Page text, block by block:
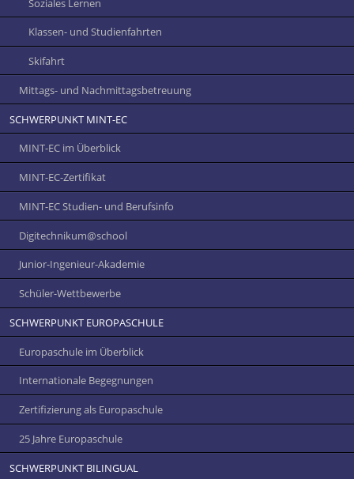
Klassen- und Studienfahrten
Skifahrt
Mittags- und Nachmittagsbetreuung
SCHWERPUNKT MINT-EC
MINT-EC im Überblick
MINT-EC-Zertifikat
MINT-EC Studien- und Berufsinfo
Digitechnikum­@school
Junior-Ingenieur-Akademie
Schüler-Wettbewerbe
SCHWERPUNKT EUROPASCHULE
Europaschule im Überblick
Internationale Begegnungen
Zertifizierung als Europaschule
25 Jahre Europaschule
SCHWERPUNKT BILINGUAL